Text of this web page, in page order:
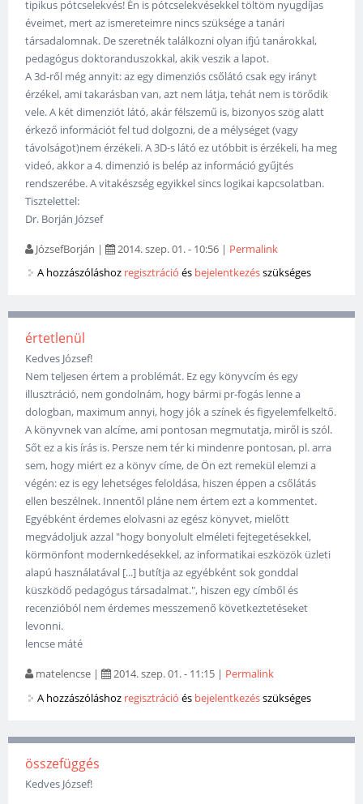
tipikus pótcselekvés! Én is pótcselekvésekkel töltöm nyugdíjas
éveimet, mert az ismereteimre nincs szüksége a tanári
társadalomnak. De szeretnék találkozni olyan ifjú tanárokkal,
pedagógus doktoranduszokkal, akik veszik a lapot.
A 3d-ről még annyit: az egy dimenziós csőlátó csak egy irányt
érzékel, ami takarásban van, azt nem látja, tehát nem is törődik
vele. A két dimenziót látó, akár félszemű is, bizonyos szög alatt
érkező információt fel tud dolgozni, de a mélységet (vagy
távolságot)nem érzékeli. A 3D-s látó ez utóbbit is érzékeli, ha meg
videó, akkor a 4. dimenzió is belép az információ gyűjtés
rendszerébe. A vitakészség egyikkel sincs logikai kapcsolatban.
Tisztelettel:
Dr. Borján József
JózsefBorján | 2014. szep. 01. - 10:56 | Permalink
A hozzászóláshoz regisztráció és bejelentkezésszükséges
értetlenül
Kedves József!
Nem teljesen értem a problémát. Ez egy könyvcím és egy
illusztráció, nem gondolnám, hogy bármi pr-fogás lenne a
dologban, maximum annyi, hogy jók a színek és figyelemfelkeltő.
A könyvnek van alcíme, ami pontosan megmutatja, miről is szól.
Sőt ez a kis írás is. Persze nem tér ki mindenre pontosan, pl. arra
sem, hogy miért ez a könyv címe, de Ön ezt remekül elemzi a
végén: ez is egy lehetséges feloldása, hiszen éppen a csőlátás
ellen beszélnek. Innentől pláne nem értem ezt a kommentet.
Egyébként érdemes elolvasni az egész könyvet, mielőtt
megvádoljuk azzal "hogy bonyolult elméleti fejtegetésekkel,
körmönfont modernkedésekkel, az informatikai eszközök üzleti
alapú használatával [...] butítja az egyébként sok gonddal
küszködő pedagógus társadalmat.", hiszen egy címből és
recenzióból nem érdemes messzemenő következtetéseket
levonni.
lencse máté
matelencse | 2014. szep. 01. - 11:15 | Permalink
A hozzászóláshoz regisztráció és bejelentkezésszükséges
összefüggés
Kedves József!